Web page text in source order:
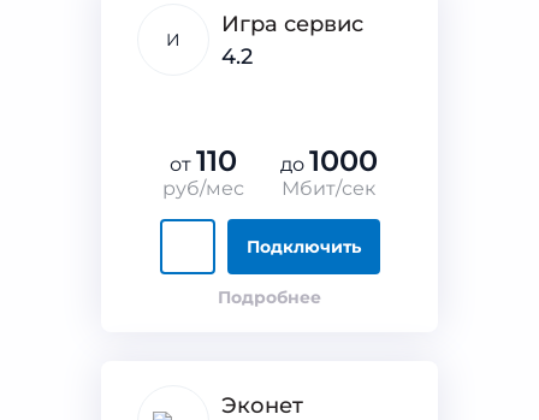
И
Игра сервис
4.2
от 110
руб/мес
до 1000
Мбит/сек
Подключить
Подробнее
Эконет